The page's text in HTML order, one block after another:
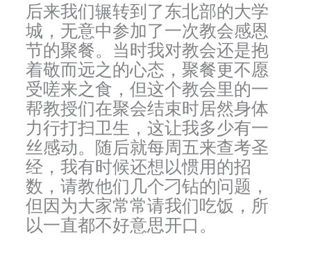
后来我们辗转到了东北部的大学
城，无意中参加了一次教会感恩
节的聚餐。当时我对教会还是抱
着敬而远之的心态，聚餐更不愿
受嗟来之食，但这个教会里的一
帮教授们在聚会结束时居然身体
力行打扫卫生，这让我多少有一
丝感动。随后就每周五来查考圣
经，我有时候还想以惯用的招
数，请教他们几个刁钻的问题，
但因为大家常常请我们吃饭，所
以一直都不好意思开口。